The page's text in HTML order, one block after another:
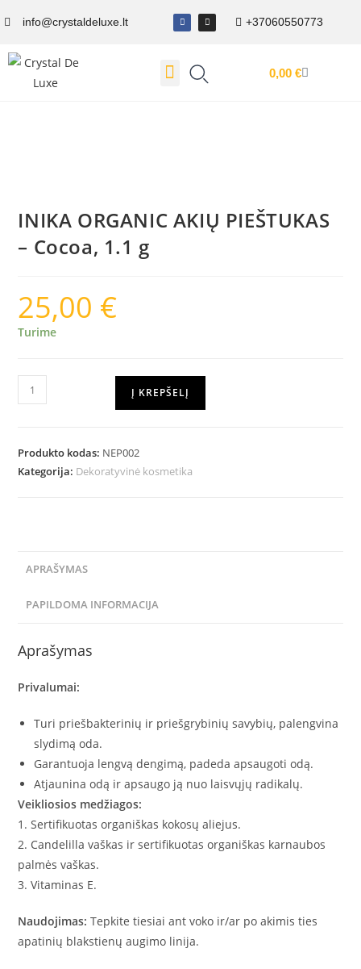
info@crystaldeluxe.lt +37060550773
0,00 €
INIKA ORGANIC AKIŲ PIEŠTUKAS
– Cocoa, 1.1 g
25,00 €
Turime
Į KREPŠELĮ
Produkto kodas: NEP002
Kategorija: Dekoratyvinė kosmetika
APRAŠYMAS
PAPILDOMA INFORMACIJA
Aprašymas
Privalumai:
Turi priešbakterinių ir priešgrybinių savybių, palengvina
slydimą oda.
Garantuoja lengvą dengimą, padeda apsaugoti odą.
Atjaunina odą ir apsaugo ją nuo laisvųjų radikalų.
Veikliosios medžiagos:
1. Sertifikuotas organiškas kokosų aliejus.
2. Candelilla vaškas ir sertifikuotas organiškas karnaubos
palmės vaškas.
3. Vitaminas E.
Naudojimas: Tepkite tiesiai ant voko ir/ar po akimis ties
apatinių blakstienų augimo linija.